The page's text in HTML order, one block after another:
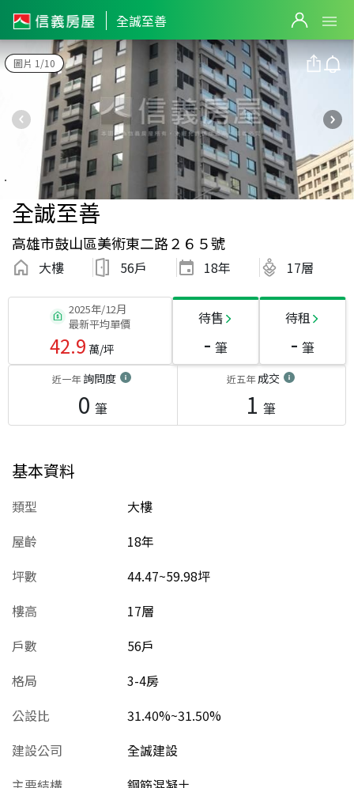
全誠至善
圖片 1/10
全誠至善
高雄市鼓山區美術東二路２６５號
大樓 56戶 18年 17層
2025年/12月
最新平均單價
42.9 萬/坪
待售
- 筆
待租
- 筆
近一年詢問度
0 筆
近五年成交
1 筆
基本資料
類型
大樓
屋齡
18年
坪數
44.47~59.98坪
樓高
17層
戶數
56戶
格局
3-4房
公設比
31.40%~31.50%
建設公司
全誠建設